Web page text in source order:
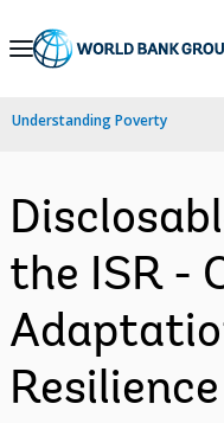
Skip
Navigation
Understanding Poverty
the ISR -